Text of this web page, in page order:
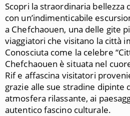
Scopri la straordinaria bellezza
con un’indimenticabile
a Chefchaouen, una delle gite
viaggiatori che visitano la città
Conosciuta come la celebre
Chefchaouen è situata nel
Rif e affascina visitatori
grazie alle sue stradine dipinte
atmosfera rilassante, ai
autentico fascino culturale.